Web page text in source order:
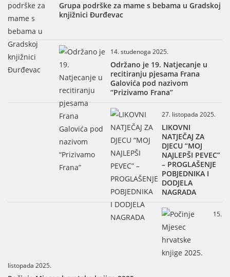
Grupa podrške za mame s bebama u Gradskoj
knjižnici Đurđevac
14. studenoga 2025.
Održano je 19. Natjecanje u
recitiranju pjesama Frana
Galovića pod nazivom
“Prizivamo Frana”
27. listopada 2025.
LIKOVNI
NATJEČAJ ZA
DJECU “MOJ
NAJLEPŠI PEVEC”
– PROGLAŠENJE
POBJEDNIKA I
DODJELA
NAGRADA
15.
listopada 2025.